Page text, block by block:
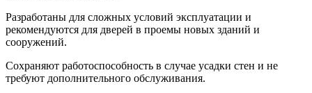
Разработаны для сложных условий эксплуатации и
рекомендуются для дверей в проемы новых зданий и
сооружений.
Сохраняют работоспособность в случае усадки стен и не
требуют дополнительного обслуживания.